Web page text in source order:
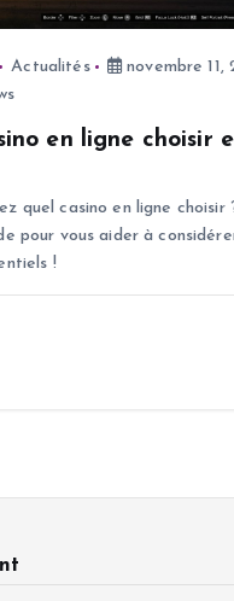
Actualités
novembre 11,
en ligne choisir
quel casino en ligne choisir
pour vous aider à
!